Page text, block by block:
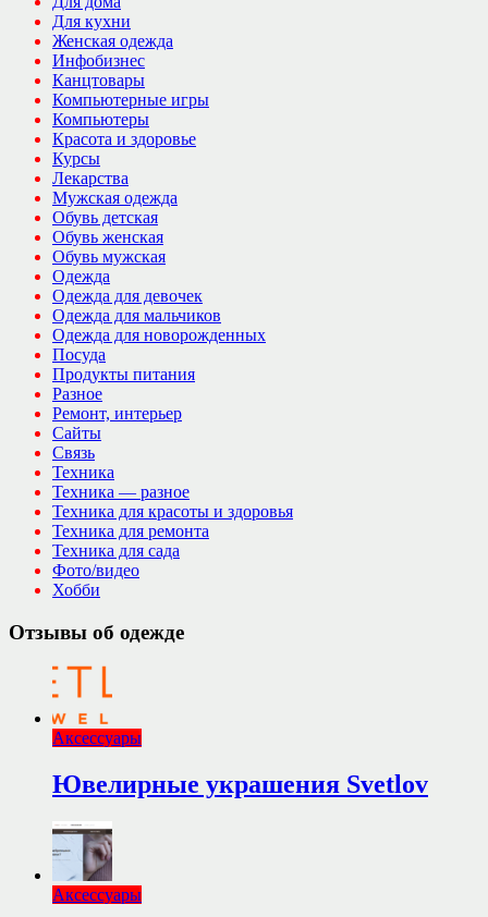
Для кухни
Женская одежда
Инфобизнес
Канцтовары
Компьютерные игры
Компьютеры
Красота и здоровье
Курсы
Лекарства
Мужская одежда
Обувь детская
Обувь женская
Обувь мужская
Одежда
Одежда для девочек
Одежда для мальчиков
Одежда для новорожденных
Посуда
Продукты питания
Разное
Ремонт, интерьер
Сайты
Связь
Техника
Техника — разное
Техника для красоты и здоровья
Техника для ремонта
Техника для сада
Фото/видео
Хобби
Отзывы об одежде
Аксессуары
Ювелирные украшения Svetlov
Аксессуары